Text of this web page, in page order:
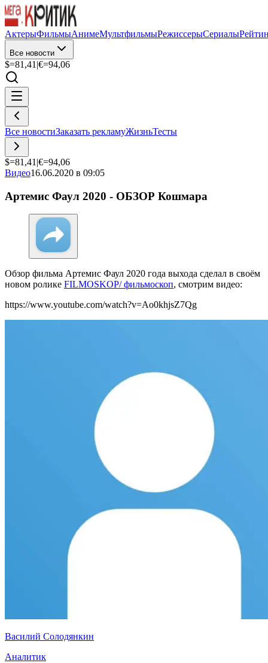
АктерыФильмыАнимеМультфильмыРежиссерыСериалы
Все новости
$=81,41 |€=94,06
Все новостиЗаказать рекламуЖизньТесты
$=81,41 |€=94,06
Видео16.06.2020 в 09:05
Артемис Фаул 2020 - ОБЗОР Кошмара
Обзор фильма Артемис Фаул 2020 года выхода сделал в своём
новом ролике FILMOSKOP/ фильмоскоп, смотрим видео:
https://www.youtube.com/watch?v=Ao0khjsZ7Qg
Василий Солодянкин
Аналитик